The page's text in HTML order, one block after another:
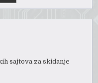
sajtova za skidanje